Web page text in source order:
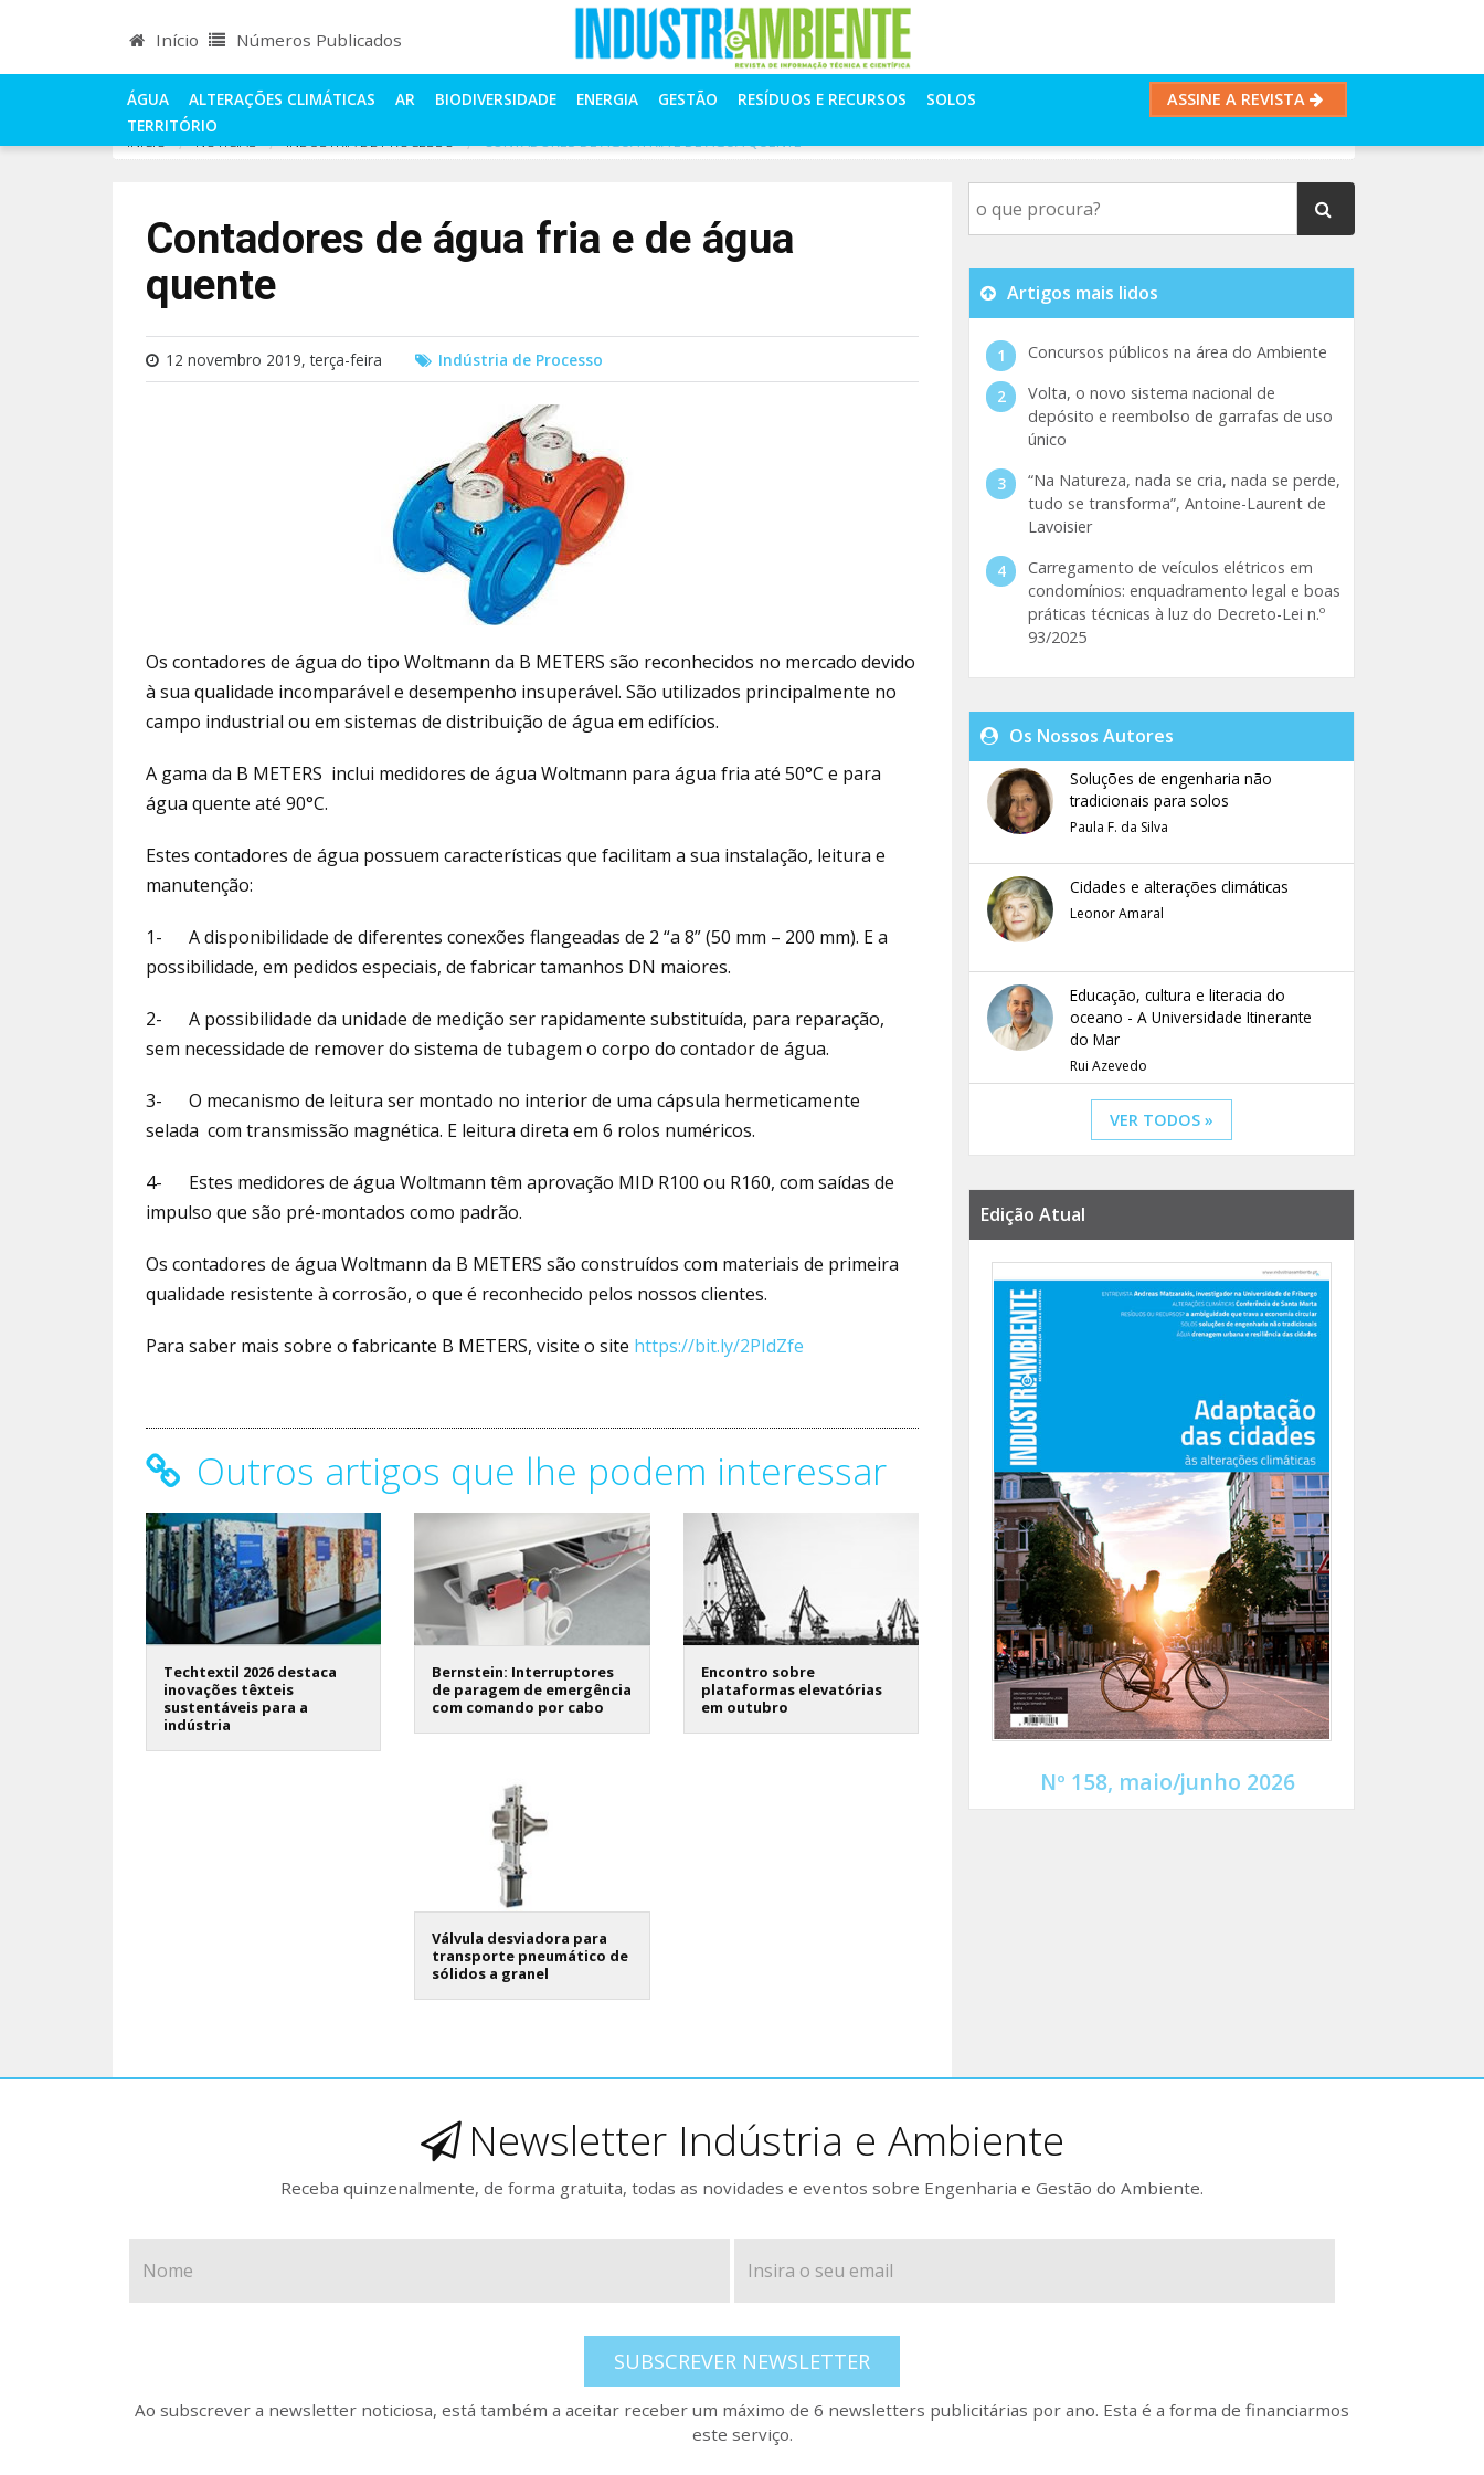
Início Números Publicados
ÁGUA ALTERAÇÕES CLIMÁTICAS AR BIODIVERSIDADE ENERGIA GESTÃO RESÍDUOS E RECURSOS
SOLOS
TERRITÓRIO
ASSINE A REVISTA
INÍCIO NOTÍCIAS INDÚSTRIA DE PROCESSO CONTADORES DE ÁGUA FRIA E DE ÁGUA QUENTE
Contadores de água fria e de água
quente
12 novembro 2019, terça-feira Indústria de Processo
Os contadores de água do tipo Woltmann da B METERS são reconhecidos no mercado devido
à sua qualidade incomparável e desempenho insuperável. São utilizados principalmente no
campo industrial ou em sistemas de distribuição de água em edifícios.
A gama da B METERS inclui medidores de água Woltmann para água fria até 50°C e para
água quente até 90°C.
Estes contadores de água possuem características que facilitam a sua instalação, leitura e
manutenção:
1- A disponibilidade de diferentes conexões flangeadas de 2 “a 8” (50 mm – 200 mm). E a
possibilidade, em pedidos especiais, de fabricar tamanhos DN maiores.
2- A possibilidade da unidade de medição ser rapidamente substituída, para reparação,
sem necessidade de remover do sistema de tubagem o corpo do contador de água.
3- O mecanismo de leitura ser montado no interior de uma cápsula hermeticamente
selada com transmissão magnética. E leitura direta em 6 rolos numéricos.
4- Estes medidores de água Woltmann têm aprovação MID R100 ou R160, com saídas de
impulso que são pré-montados como padrão.
Os contadores de água Woltmann da B METERS são construídos com materiais de primeira
qualidade resistente à corrosão, o que é reconhecido pelos nossos clientes.
Para saber mais sobre o fabricante B METERS, visite o site https://bit.ly/2PIdZfe
Outros artigos que lhe podem interessar
Techtextil 2026 destaca
inovações têxteis
sustentáveis para a
indústria
Bernstein: Interruptores
de paragem de emergência
com comando por cabo
Encontro sobre
plataformas elevatórias
em outubro
Válvula desviadora para
transporte pneumático de
sólidos a granel
Artigos mais lidos
Concursos públicos na área do Ambiente
Volta, o novo sistema nacional de
depósito e reembolso de garrafas de uso
único
“Na Natureza, nada se cria, nada se perde,
tudo se transforma”, Antoine-Laurent de
Lavoisier
Carregamento de veículos elétricos em
condomínios: enquadramento legal e boas
práticas técnicas à luz do Decreto-Lei n.º
93/2025
Os Nossos Autores
Soluções de engenharia não
tradicionais para solos
Paula F. da Silva
Cidades e alterações climáticas
Leonor Amaral
Educação, cultura e literacia do
oceano - A Universidade Itinerante
do Mar
Rui Azevedo
VER TODOS »
Edição Atual
Nº 158, maio/junho 2026
Newsletter Indústria e Ambiente
Receba quinzenalmente, de forma gratuita, todas as novidades e eventos sobre Engenharia e Gestão do Ambiente.
SUBSCREVER NEWSLETTER
Ao subscrever a newsletter noticiosa, está também a aceitar receber um máximo de 6 newsletters publicitárias por ano. Esta é a forma de financiarmos
este serviço.